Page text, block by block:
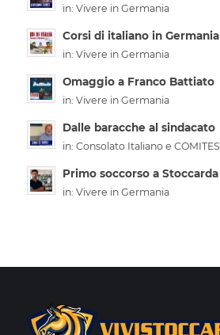
in: Vivere in Germania
Corsi di italiano in Germania
in: Vivere in Germania
Omaggio a Franco Battiato
in: Vivere in Germania
Dalle baracche al sindacato
in: Consolato Italiano e COMITES
Primo soccorso a Stoccarda
in: Vivere in Germania